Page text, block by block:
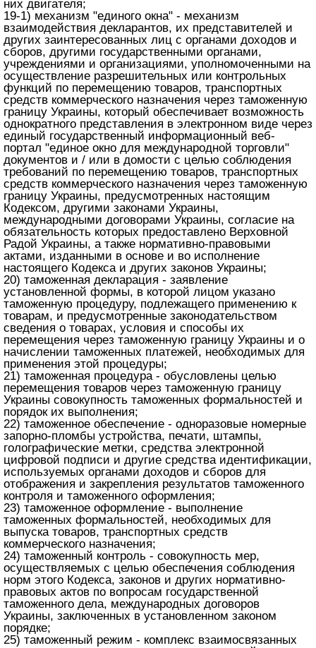
них двигателя;
19-1) механизм "единого окна" - механизм
взаимодействия декларантов, их представителей и
других заинтересованных лиц с органами доходов и
сборов, другими государственными органами,
учреждениями и организациями, уполномоченными на
осуществление разрешительных или контрольных
функций по перемещению товаров, транспортных
средств коммерческого назначения через таможенную
границу Украины, который обеспечивает возможность
однократного представления в электронном виде через
единый государственный информационный веб-
портал "единое окно для международной торговли"
документов и / или в домости с целью соблюдения
требований по перемещению товаров, транспортных
средств коммерческого назначения через таможенную
границу Украины, предусмотренных настоящим
Кодексом, другими законами Украины,
международными договорами Украины, согласие на
обязательность которых предоставлено Верховной
Радой Украины, а также нормативно-правовыми
актами, изданными в основе и во исполнение
настоящего Кодекса и других законов Украины;
20) таможенная декларация - заявление
установленной формы, в которой лицом указано
таможенную процедуру, подлежащего применению к
товарам, и предусмотренные законодательством
сведения о товарах, условия и способы их
перемещения через таможенную границу Украины и о
начислении таможенных платежей, необходимых для
применения этой процедуры;
21) таможенная процедура - обусловлены целью
перемещения товаров через таможенную границу
Украины совокупность таможенных формальностей и
порядок их выполнения;
22) таможенное обеспечение - одноразовые номерные
запорно-пломбы устройства, печати, штампы,
голографические метки, средства электронной
цифровой подписи и другие средства идентификации,
используемых органами доходов и сборов для
отображения и закрепления результатов таможенного
контроля и таможенного оформления;
23) таможенное оформление - выполнение
таможенных формальностей, необходимых для
выпуска товаров, транспортных средств
коммерческого назначения;
24) таможенный контроль - совокупность мер,
осуществляемых с целью обеспечения соблюдения
норм этого Кодекса, законов и других нормативно-
правовых актов по вопросам государственной
таможенного дела, международных договоров
Украины, заключенных в установленном законом
порядке;
25) таможенный режим - комплекс взаимосвязанных